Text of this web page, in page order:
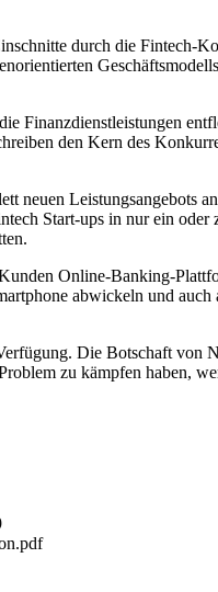
durch die Fintech-
den Kern des
neuen Leistungsangebots
Start-ups in nur ein oder
Online-Banking-
abwickeln und
Die Botschaft von
zu kämpfen haben,